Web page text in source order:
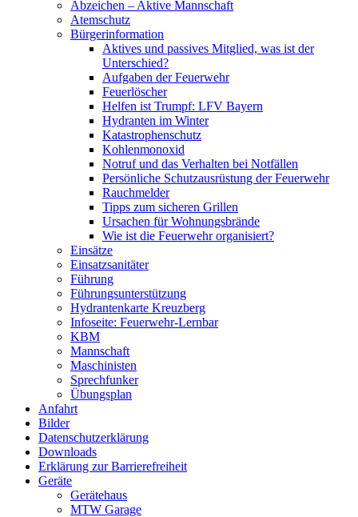
Abzeichen – Aktive Mannschaft
Atemschutz
Bürgerinformation
Aktives und passives Mitglied, was ist der
Unterschied?
Aufgaben der Feuerwehr
Feuerlöscher
Helfen ist Trumpf: LFV Bayern
Hydranten im Winter
Katastrophenschutz
Kohlenmonoxid
Notruf und das Verhalten bei Notfällen
Persönliche Schutzausrüstung der Feuerwehr
Rauchmelder
Tipps zum sicheren Grillen
Ursachen für Wohnungsbrände
Wie ist die Feuerwehr organisiert?
Einsätze
Einsatzsanitäter
Führung
Führungsunterstützung
Hydrantenkarte Kreuzberg
Infoseite: Feuerwehr-Lernbar
KBM
Mannschaft
Maschinisten
Sprechfunker
Übungsplan
Anfahrt
Bilder
Datenschutzerklärung
Downloads
Erklärung zur Barriere­frei­heit
Geräte
Gerätehaus
MTW Garage